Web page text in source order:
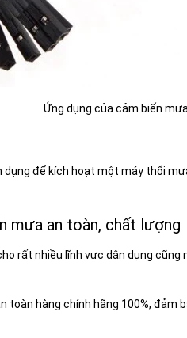
Ứng dụng của cảm biến
để kích hoạt một máy thổi
mưa an toàn, chất lượng
rất nhiều lĩnh vực dân dụng
hàng chính hãng 100%, đảm